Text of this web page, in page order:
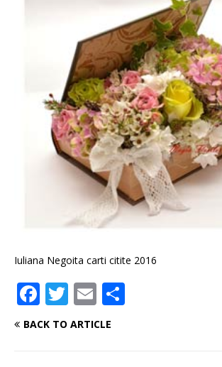
Iuliana Negoita carti citite 2016
F
a
T
w
E
m
BACK TO ARTICLE